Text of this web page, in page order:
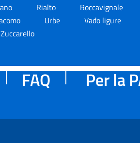
Rialto Roccavignale
Urbe Vado ligure
Zuccarello
FAQ Per la